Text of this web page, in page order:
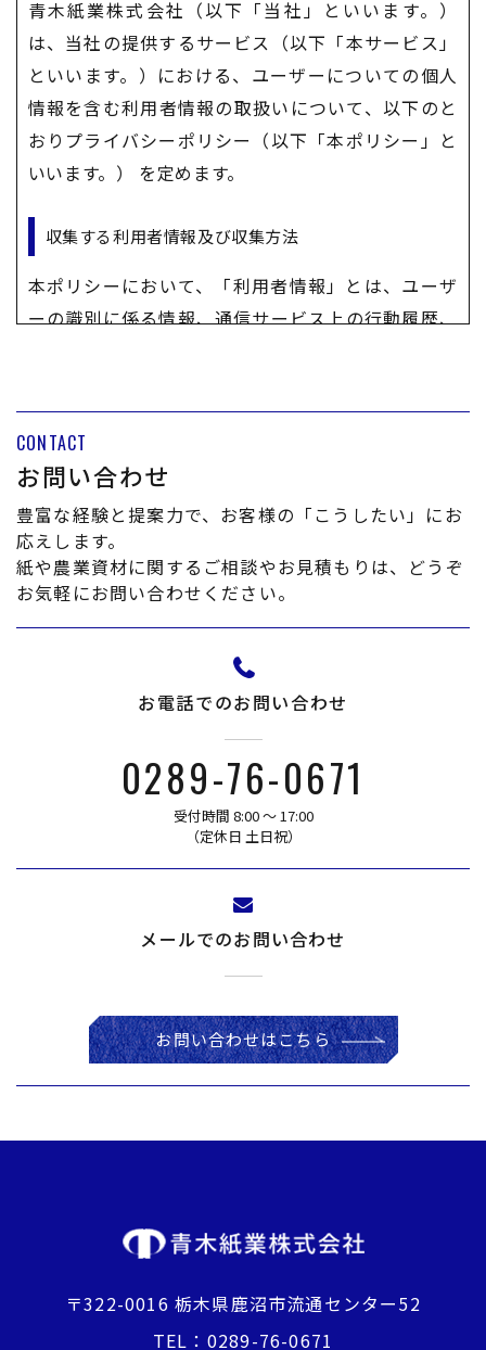
青木紙業株式会社（以下「当社」といいます。）
は、当社の提供するサービス（以下「本サービス」
といいます。）における、ユーザーについての個人
情報を含む利用者情報の取扱いについて、以下のと
おりプライバシーポリシー（以下「本ポリシー」と
いいます。） を定めます。
収集する利用者情報及び収集方法
本ポリシーにおいて、「利用者情報」とは、ユーザ
ーの識別に係る情報、通信サービス上の行動履歴、
づき当社が収集するものを意味するものとします。
本サービスにおいて当社が収集する利用者情報は、
その収集方法に応じて、以下のようなものとなりま
す。
(1) ユーザーからご提供いただく情報
​​​​​​​本サービスを利用するために、または本サービスの
・氏名、生年月日、性別、職業等プロフィールに関
・メールアドレス、電話番号、住所等連絡先に関す
・入力フォームその他当社が定める方法を通じてユ
ーザーが入力または送信する情報
(2) ユーザーが本サービスの利用において、他のサービ
スと連携を許可することにより、当該他のサービス
からご提供いただく情報
​​​​​​​ユーザーが、本サービスを利用するにあたり、ソー
との連携を許可した場合には、その許可の際にご同
意いただいた内容に基づき、以下の情報を当該外部
(3) ユーザーが本サービスを利用するにあたって、当社
が収集する情報
当社は、本サービスへのアクセス状況やそのご利用
CONTACT
お問い合わせ
豊富な経験と提案力で、お客様の「こうしたい」にお
応えします。
紙や農業資材に関するご相談やお見積もりは、どうぞ
お気軽にお問い合わせください。
お電話でのお問い合わせ
0289-76-0671
受付時間 8:00 〜 17:00
​​​​​​​（定休日 土日祝）
メールでのお問い合わせ
お問い合わせはこちら
〒322-0016 栃木県鹿沼市流通センター52
TEL： 0289-76-0671